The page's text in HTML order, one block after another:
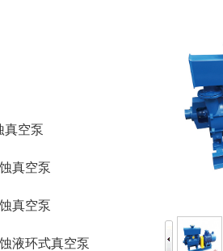
真空泵
真空泵
真空泵
液环式真空泵